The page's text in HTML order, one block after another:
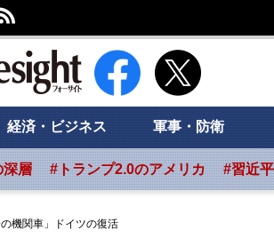
新潮社 Foresight フォーサイト
経済・ビジネス 軍事・防衛
深層 #トランプ2.0のアメリカ #習近
の機関車」ドイツの復活